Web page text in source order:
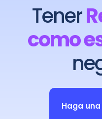
Tener
como
Haga